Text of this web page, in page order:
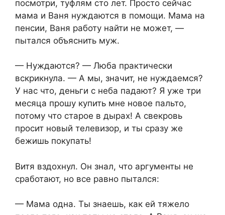
посмотри, туфлям сто лет. Просто сейчас
мама и Ваня нуждаются в помощи. Мама на
пенсии, Ваня работу найти не может, —
пытался объяснить муж.
— Нуждаются? — Люба практически
вскрикнула. — А мы, значит, не нуждаемся?
У нас что, деньги с неба падают? Я уже три
месяца прошу купить мне новое пальто,
потому что старое в дырах! А свекровь
просит новый телевизор, и ты сразу же
бежишь покупать!
Витя вздохнул. Он знал, что аргументы не
сработают, но все равно пытался:
— Мама одна. Ты знаешь, как ей тяжело